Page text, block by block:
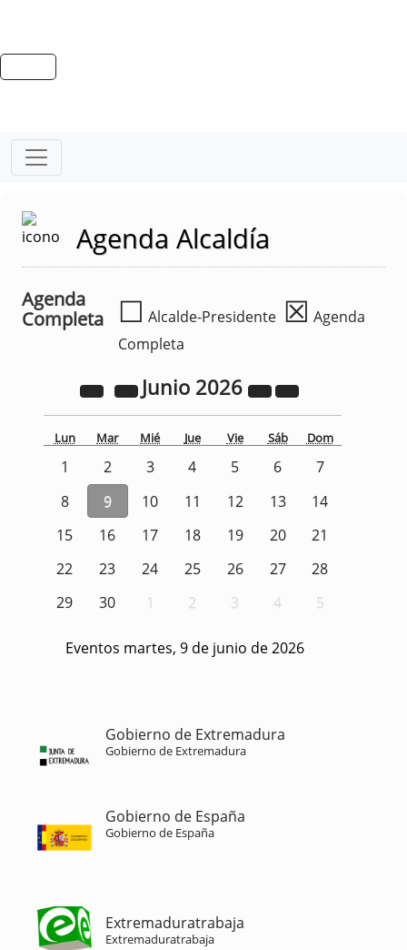
Agenda Alcaldía
Agenda
Completa
☐ Alcalde-Presidente ☒ Agenda
Completa
Junio 2026
Lun Mar Mié Jue Vie Sáb Dom
1 2 3 4 5 6
7
8
9 10 11 12 13
14
15
16 17 18 19 20
21
22
23 24 25 26 27
28
29
30 1 2 3 4 5
Eventos martes, 9 de junio de 2026
Gobierno de Extremadura
Gobierno de Extremadura
Gobierno de España
Gobierno de España
Extremaduratrabaja
Extremaduratrabaja